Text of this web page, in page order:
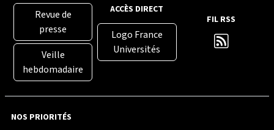
Revue de
presse
Veille
hebdomadaire
ACCÈS DIRECT
Logo France
Universités
FIL RSS
NOS PRIORITÉS